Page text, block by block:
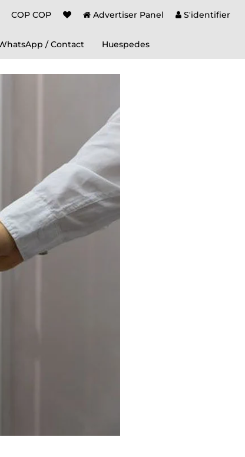
COP COP Advertiser Panel S'identifier
/ Contact Huespedes